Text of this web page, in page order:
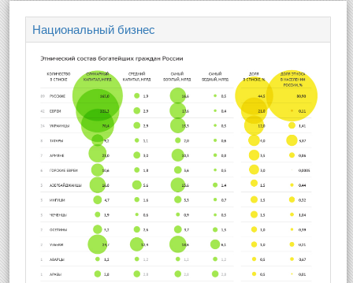
Национальный бизнес